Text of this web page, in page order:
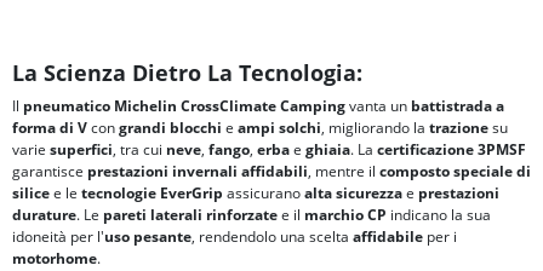
La Scienza Dietro La Tecnologia:
Il pneumatico Michelin CrossClimate Campingvanta un battistrada a
forma di Vcongrandi blocchi e ampi solchi, migliorando la trazionesu
varie superfici, tra cui neve, fango, erbae ghiaia. La certificazione 3PMSF
garantisce prestazioni invernali affidabili, mentre il composto speciale di
silicee le tecnologie EverGrip assicuranoalta sicurezzae prestazioni
durature. Le pareti laterali rinforzatee il marchio CP indicano la sua
idoneità per l'uso pesante, rendendolo una scelta affidabile per i
motorhome.